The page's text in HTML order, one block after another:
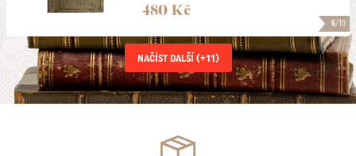
5/10
480 Kč
NAČÍST DALŠÍ (+11)